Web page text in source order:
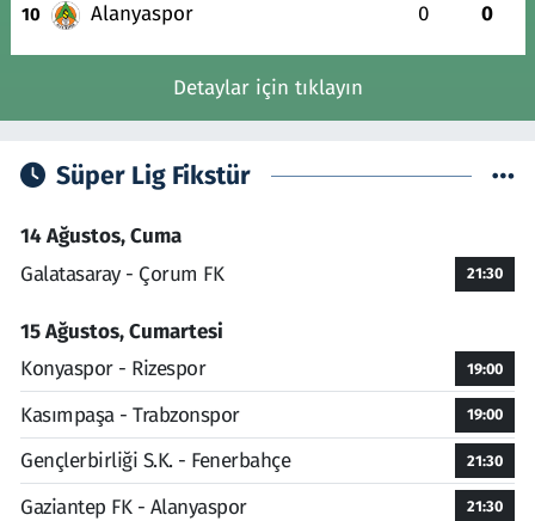
10 Alanyaspor 0 0
Detaylar için tıklayın
Süper Lig Fikstür
14 Ağustos, Cuma
Galatasaray - Çorum FK
21:30
15 Ağustos, Cumartesi
Konyaspor - Rizespor
19:00
Kasımpaşa - Trabzonspor 19:00
Gençlerbirliği S.K. - Fenerbahçe 21:30
Gaziantep FK - Alanyaspor 21:30